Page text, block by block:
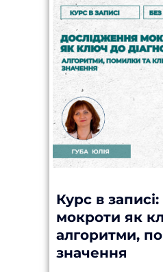
Курс в
мокроти як
алгоритми,
значення